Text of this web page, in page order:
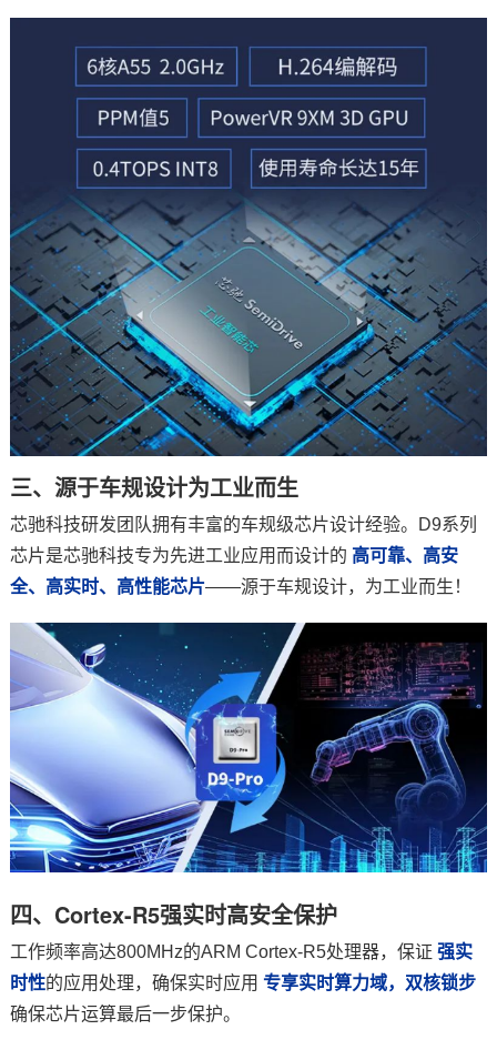
三、源于车规设计为工业而生
芯驰科技研发团队拥有丰富的车规级芯片设计经验。D9系列
芯片是芯驰科技专为先进工业应用而设计的 高可靠、高安
全、高实时、高性能芯片——源于车规设计，为工业而生！
四、Cortex-R5强实时高安全保护
工作频率高达800MHz的ARM Cortex-R5处理器，保证 强实
时性的应用处理，确保实时应用 专享实时算力域，双核锁步
确保芯片运算最后一步保护。